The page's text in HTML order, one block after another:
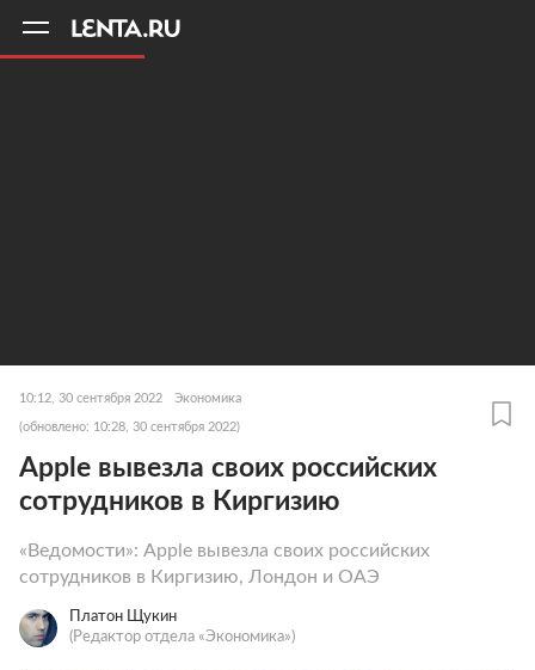
10:12, 30 сентября 2022 Экономика
(обновлено: 10:28, 30 сентября 2022)
Apple вывезла своих российских
сотрудников в Киргизию
«Ведомости»: Apple вывезла своих российских
сотрудников в Киргизию, Лондон и ОАЭ
Платон Щукин
(Редактор отдела «Экономика»)